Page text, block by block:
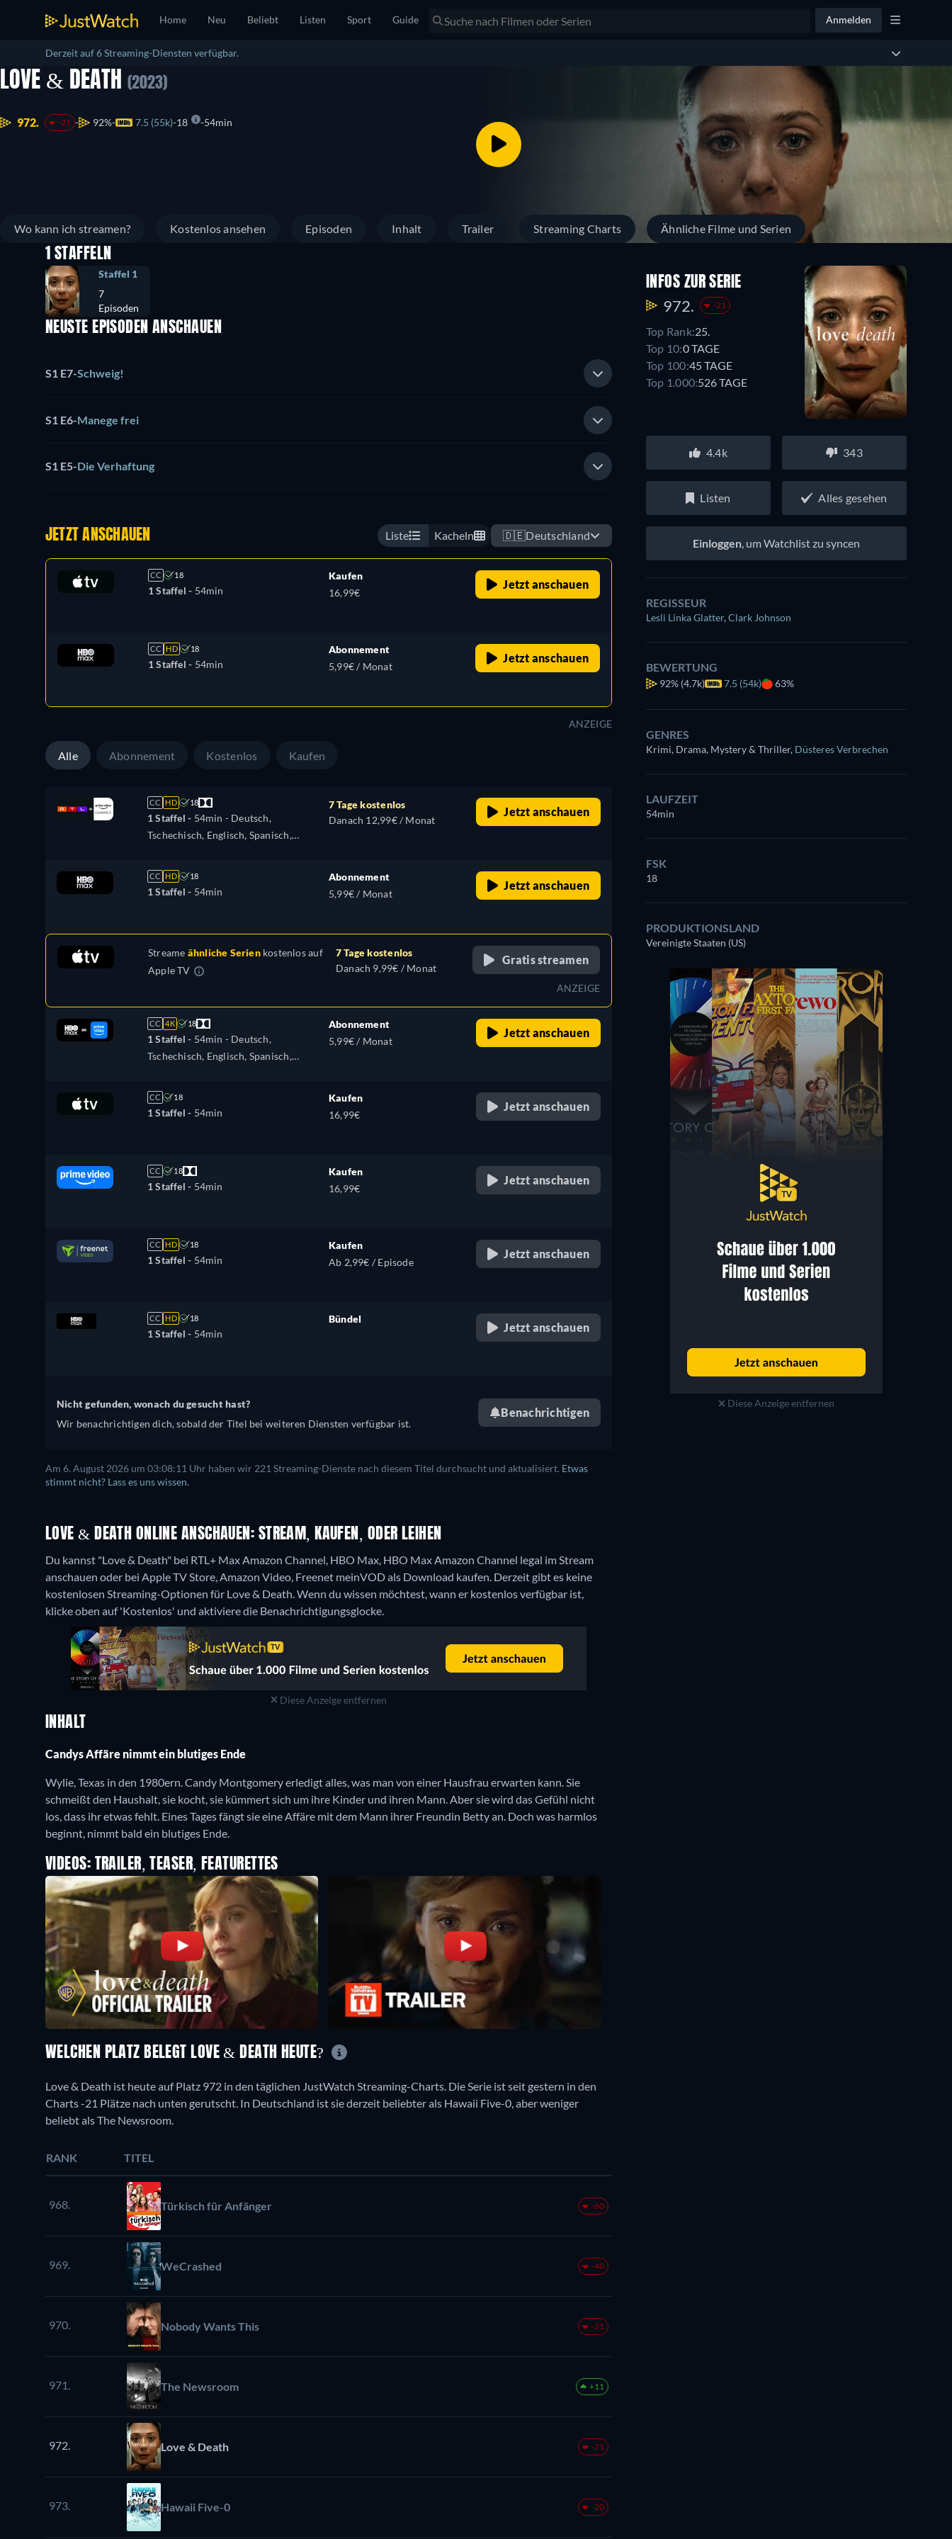
Home Neu Beliebt Listen Sport Guide Anmelden
Derzeit auf 6 Streaming-Diensten verfügbar.
LOVE & DEATH (2023)
972. -21 92% 7.5 (55k) 18 54min
Wo kann ich streamen? Kostenlos ansehen Episoden Inhalt Trailer Streaming Charts Ähnliche Filme und Serien
1 STAFFELN
Staffel 1
7
Episoden
NEUSTE EPISODEN ANSCHAUEN
S1 E7-Schweig!
S1 E6-Manege frei
S1 E5-Die Verhaftung
JETZT ANSCHAUEN Liste Kacheln 🇩🇪Deutschland
CC 18
1 Staffel - 54min
Kaufen
16,99€
Jetzt anschauen
CC HD 18
1 Staffel - 54min
Abonnement
5,99€ / Monat
Jetzt anschauen
ANZEIGE
Alle Abonnement Kostenlos Kaufen
CC HD 18
1 Staffel - 54min - Deutsch,
Tschechisch, Englisch, Spanisch,
Polnisch, Türkisch, Ukrainisch
7 Tage kostenlos
Danach 12,99€ / Monat
Jetzt anschauen
CC HD 18
1 Staffel - 54min
Abonnement
5,99€ / Monat
Jetzt anschauen
Streame ähnliche Serienkostenlos auf
Apple TV
7 Tage kostenlos
Danach 9,99€ / Monat
Gratis streamen
ANZEIGE
CC 4K 18
1 Staffel - 54min - Deutsch,
Tschechisch, Englisch, Spanisch,
Polnisch, Türkisch, Ukrainisch
Abonnement
5,99€ / Monat
Jetzt anschauen
CC 18
1 Staffel - 54min
Kaufen
16,99€
Jetzt anschauen
CC 18
1 Staffel - 54min
Kaufen
16,99€
Jetzt anschauen
CC HD 18
1 Staffel - 54min
Kaufen
Ab 2,99€ / Episode
Jetzt anschauen
CC HD 18
1 Staffel - 54min
Bündel
Jetzt anschauen
Nicht gefunden, wonach du gesucht hast?
Wir benachrichtigen dich, sobald der Titel bei weiteren Diensten verfügbar ist.
Benachrichtigen
Am 6. August 2026 um 03:08:11 Uhr haben wir 221 Streaming-Dienste nach diesem Titel durchsucht und aktualisiert. Etwas
stimmt nicht? Lass es uns wissen.
LOVE & DEATH ONLINE ANSCHAUEN: STREAM, KAUFEN, ODER LEIHEN
Du kannst "Love & Death" bei RTL+ Max Amazon Channel, HBO Max, HBO Max Amazon Channel legal im Stream
anschauen oder bei Apple TV Store, Amazon Video, Freenet meinVOD als Download kaufen. Derzeit gibt es keine
kostenlosen Streaming-Optionen für Love & Death. Wenn du wissen möchtest, wann er kostenlos verfügbar ist,
klicke oben auf 'Kostenlos' und aktiviere die Benachrichtigungsglocke.
Diese Anzeige entfernen
INHALT
Candys Affäre nimmt ein blutiges Ende
Wylie, Texas in den 1980ern. Candy Montgomery erledigt alles, was man von einer Hausfrau erwarten kann. Sie
schmeißt den Haushalt, sie kocht, sie kümmert sich um ihre Kinder und ihren Mann. Aber sie wird das Gefühl nicht
los, dass ihr etwas fehlt. Eines Tages fängt sie eine Affäre mit dem Mann ihrer Freundin Betty an. Doch was harmlos
beginnt, nimmt bald ein blutiges Ende.
VIDEOS: TRAILER, TEASER, FEATURETTES
INFOS ZUR SERIE
972. -21
Top Rank:25.
Top 10:0 TAGE
Top 100:45 TAGE
Top 1.000:526 TAGE
4.4k 343
Listen Alles gesehen
Einloggen, um Watchlist zu syncen
REGISSEUR
Lesli Linka Glatter,Clark Johnson
BEWERTUNG
92% (4.7k) 7.5 (54k) 63%
GENRES
Krimi, Drama, Mystery & Thriller, Düsteres Verbrechen
LAUFZEIT
54min
FSK
18
PRODUKTIONSLAND
Vereinigte Staaten (US)
Diese Anzeige entfernen
WELCHEN PLATZ BELEGT LOVE & DEATH HEUTE?
Love & Death ist heute auf Platz 972 in den täglichen JustWatch Streaming-Charts. Die Serie ist seit gestern in den
Charts -21 Plätze nach unten gerutscht. In Deutschland ist sie derzeit beliebter als Hawaii Five-0, aber weniger
beliebt als The Newsroom.
RANK TITEL
968. Türkisch für Anfänger -60
969. WeCrashed -40
970. Nobody Wants This -21
971. The Newsroom +11
972. Love & Death -21
973. Hawaii Five-0 -20